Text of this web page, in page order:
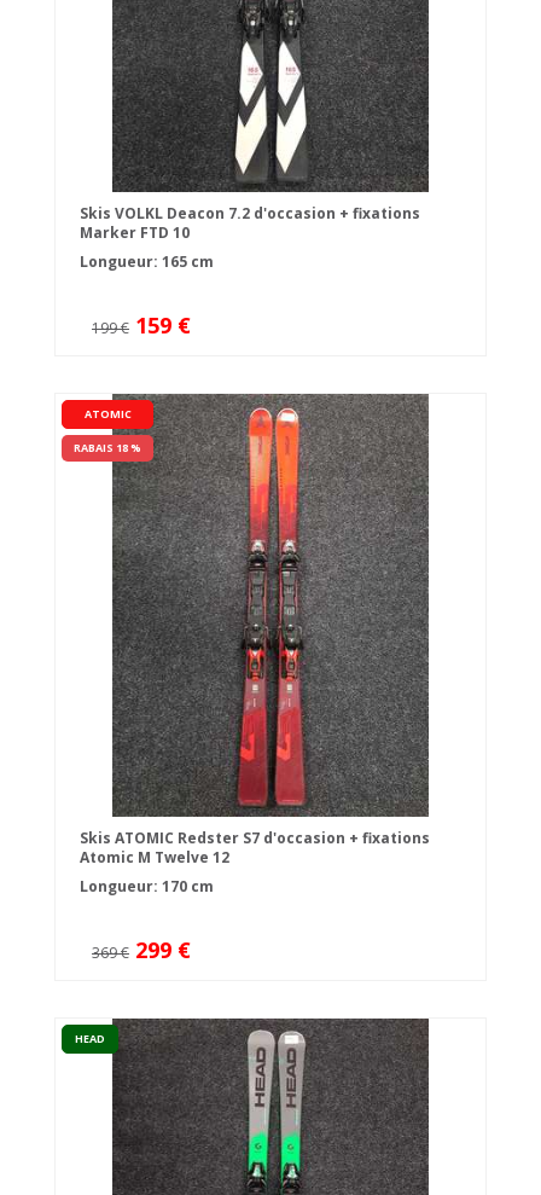
Skis VOLKL Deacon 7.2 d'occasion + fixations
Marker FTD 10
Longueur: 165 cm
199 € 159 €
ATOMIC
RABAIS 18 %
Skis ATOMIC Redster S7 d'occasion + fixations
Atomic M Twelve 12
Longueur: 170 cm
369 € 299 €
HEAD